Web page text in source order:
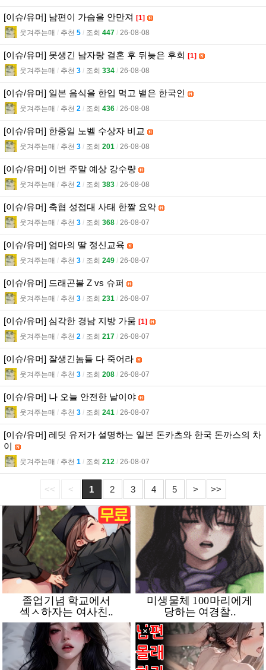
[이슈/유머] 남편이 가슴을 안만져 [1]
웃겨주는매 l 추천 5 l 조회 447 l 26-08-08
[이슈/유머] 못생긴 남자랑 결혼 후 뒤늦은 후회 [1]
웃겨주는매 l 추천 3 l 조회 334 l 26-08-08
[이슈/유머] 일본 음식을 한입 먹고 뱉은 한국인
웃겨주는매 l 추천 2 l 조회 436 l 26-08-08
[이슈/유머] 한중일 노벨 수상자 비교
웃겨주는매 l 추천 3 l 조회 201 l 26-08-08
[이슈/유머] 이번 주말 예상 강수량
웃겨주는매 l 추천 2 l 조회 383 l 26-08-08
[이슈/유머] 축협 성접대 사태 한짤 요약
웃겨주는매 l 추천 3 l 조회 368 l 26-08-07
[이슈/유머] 엄마의 딸 정신교육
웃겨주는매 l 추천 3 l 조회 249 l 26-08-07
[이슈/유머] 드래곤볼 Z vs 슈퍼
웃겨주는매 l 추천 3 l 조회 231 l 26-08-07
[이슈/유머] 심각한 경남 지방 가뭄 [1]
웃겨주는매 l 추천 2 l 조회 217 l 26-08-07
[이슈/유머] 잘생긴놈들 다 죽어라
웃겨주는매 l 추천 3 l 조회 208 l 26-08-07
[이슈/유머] 나 오늘 안전한 날이야
웃겨주는매 l 추천 3 l 조회 241 l 26-08-07
[이슈/유머] 레딧 유저가 설명하는 일본 돈카츠와 한국 돈까스의 차
이
웃겨주는매 l 추천 1 l 조회 212 l 26-08-07
<< < 1 2 3 4 5 > >>